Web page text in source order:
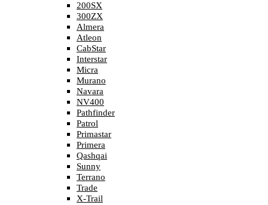
200SX
300ZX
Almera
Atleon
CabStar
Interstar
Micra
Murano
Navara
NV400
Pathfinder
Patrol
Primastar
Primera
Qashqai
Sunny
Terrano
Trade
X-Trail